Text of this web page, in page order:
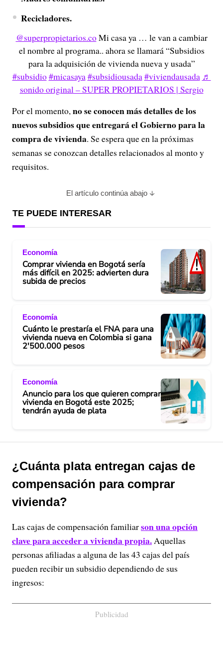
Recicladores.
@superpropietarios.coMi casa ya … le van a cambiar
el nombre al programa.. ahora se llamará “Subsidios
para la adquisición de vivienda nueva y usada”
#subsidio#micasaya#subsidiousada#viviendausada ♬
sonido original – SUPER PROPIETARIOS | Sergio
Por el momento,no se conocen más detalles de los
nuevos subsidios que entregará el Gobierno para la
compra de vivienda. Se espera que en la próximas
semanas se conozcan detalles relacionados al monto y
requisitos.
El artículo continúa abajo
TE PUEDE INTERESAR
Economía
Comprar vivienda en Bogotá sería
más difícil en 2025: advierten dura
subida de precios
Economía
Cuánto le prestaría el FNA para una
vivienda nueva en Colombia si gana
2'500.000 pesos
Economía
Anuncio para los que quieren comprar
vivienda en Bogotá este 2025;
tendrán ayuda de plata
¿Cuánta plata entregan cajas de
compensación para comprar
vivienda?
Las cajas de compensación familiarson una opción
clave para acceder a vivienda propia.Aquellas
personas afiliadas a alguna de las 43 cajas del país
pueden recibir un subsidio dependiendo de sus
ingresos:
Publicidad